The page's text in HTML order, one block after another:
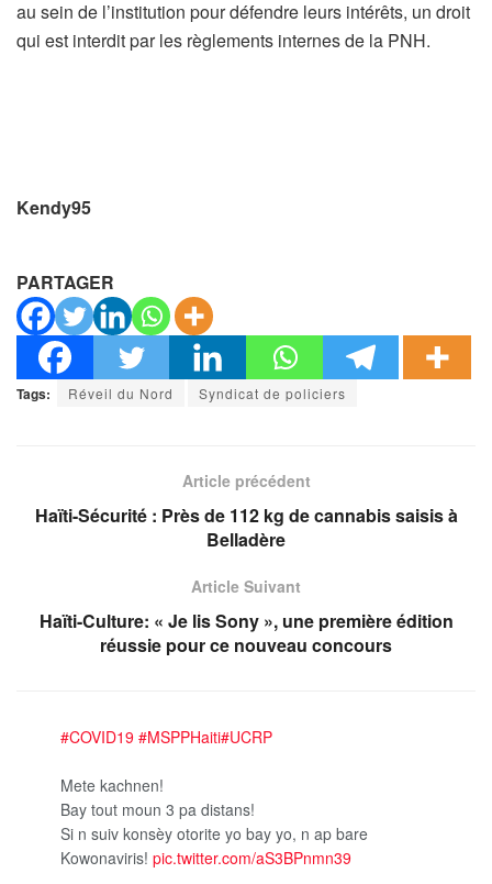
au sein de l’institution pour défendre leurs intérêts, un droit
qui est interdit par les règlements internes de la PNH.
Kendy95
PARTAGER
Tags: Réveil du Nord Syndicat de policiers
Article précédent
Haïti-Sécurité : Près de 112 kg de cannabis saisis à
Belladère
Article Suivant
Haïti-Culture: « Je lis Sony », une première édition
réussie pour ce nouveau concours
#COVID19 #MSPPHaiti#UCRP
Mete kachnen!
Bay tout moun 3 pa distans!
Si n suiv konsèy otorite yo bay yo, n ap bare
Kowonaviris! pic.twitter.com/aS3BPnmn39